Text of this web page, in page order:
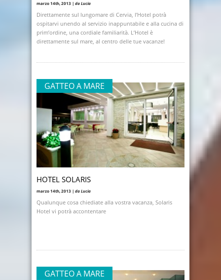
marzo 14th, 2013 | da Lucia
Direttamente sul lungomare di Cervia, l’Hotel potrà
ospitarvi unendo al servizio inappuntabile e alla cucina di
prim’ordine, una cordiale familiarità. L’Hotel è
direttamente sul mare, al centro delle tue vacanze!
GATTEO A MARE
HOTEL SOLARIS
marzo 14th, 2013 | da Lucia
Qualunque cosa chiediate alla vostra vacanza, Solaris
Hotel vi potrà accontentare
GATTEO A MARE